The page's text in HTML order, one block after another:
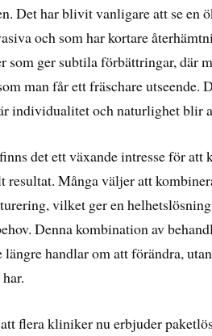
Det har blivit vanligare att se en
och som har kortare
som ger subtila förbättringar, där
man får ett fräschare utseende.
individualitet och naturlighet blir
det ett växande intresse för
resultat. Många väljer att
vilket ger en
Denna kombination av
längre handlar om att förändra,
flera kliniker nu erbjuder